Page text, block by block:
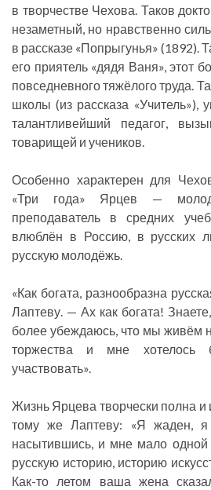
в творчестве Чехова. Таков
незаметный, но нравственно
в рассказе «Попрыгунья» (1892).
его приятель «дядя Ваня», этот
повседневного тяжёлого труда.
школы (из рассказа «Учитель»),
талантливейший педагог,
товарищей и учеников.
Особенно характерен для
«Три года» Ярцев —
преподаватель в средних
влюблён в Россию, в русских
русскую молодёжь.
«Как богата, разнообразна
Лаптеву. — Ах как богата!
более убеждаюсь, что мы живём
торжества и мне хотелось
участвовать».
Жизнь Ярцева творчески полна и
тому же Лаптеву: «Я жаден,
насытившись, и мне мало одной
русскую историю, историю
Как-то летом ваша жена